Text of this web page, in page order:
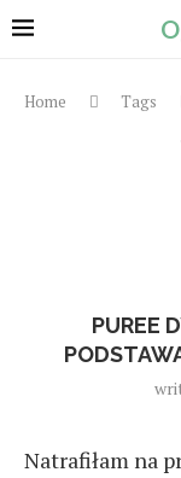
Home Tags
PUREE
Natrafiłam na